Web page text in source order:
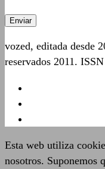
vozed, editada desde
reservados 2011.
Esta web utiliza
nosotros. Suponemos